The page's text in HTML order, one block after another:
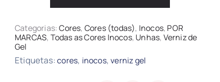
Categorias:Cores, Cores (todas), Inocos, POR
MARCAS, Todas as Cores Inocos, Unhas, Verniz de
Gel
Etiquetas:cores, inocos,verniz gel